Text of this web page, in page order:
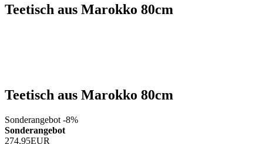
Teetisch aus Marokko 80cm
Teetisch aus Marokko 80cm
Sonderangebot -8%
Sonderangebot
274,95EUR